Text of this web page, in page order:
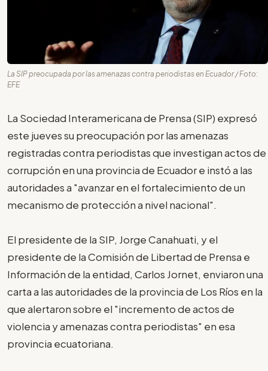
La SIP preocupada por las amenazas contra periodistas en Ecuador / Foto:
EFE
La Sociedad Interamericana de Prensa (SIP) expresó
este jueves su preocupación por las amenazas
registradas contra periodistas que investigan actos de
corrupción en una provincia de Ecuador e instó a las
autoridades a "avanzar en el fortalecimiento de un
mecanismo de protección a nivel nacional".
El presidente de la SIP, Jorge Canahuati, y el
presidente de la Comisión de Libertad de Prensa e
Información de la entidad, Carlos Jornet, enviaron una
carta a las autoridades de la provincia de Los Ríos en la
que alertaron sobre el "incremento de actos de
violencia y amenazas contra periodistas" en esa
provincia ecuatoriana.